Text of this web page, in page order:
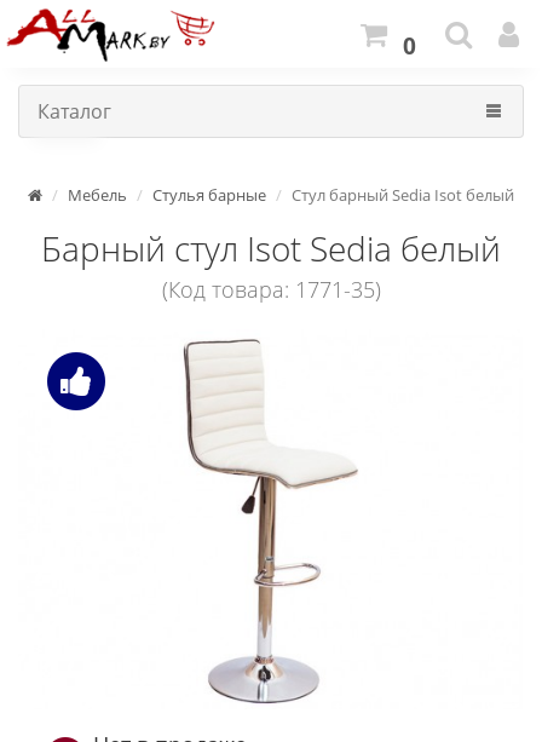
0
Каталог
Мебель Стулья барные Стул барный Sedia Isot белый
Барный стул Isot Sedia белый
(Код товара: 1771-35)